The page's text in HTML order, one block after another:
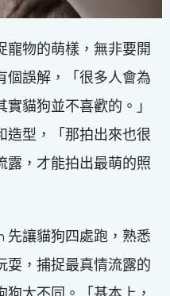
寵物的萌樣，無非要開
個誤解，「很多人會為
貓狗並不喜歡的。」
造型，「那拍出來也很
露，才能拍出最萌的照
先讓貓狗四處跑，熟悉
耍，捕捉最真情流露的
大不同。「基本上，